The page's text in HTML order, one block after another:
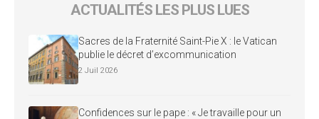
ACTUALITÉS LES PLUS LUES
Sacres de la Fraternité Saint-Pie X : le Vatican
publie le décret d’excommunication
2 Juil 2026
Confidences sur le pape : « Je travaille pour un